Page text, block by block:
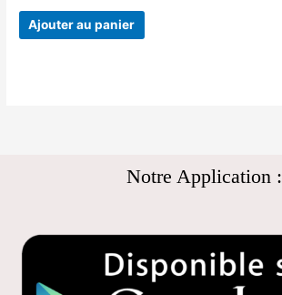
Ajouter au panier
Notre Application :